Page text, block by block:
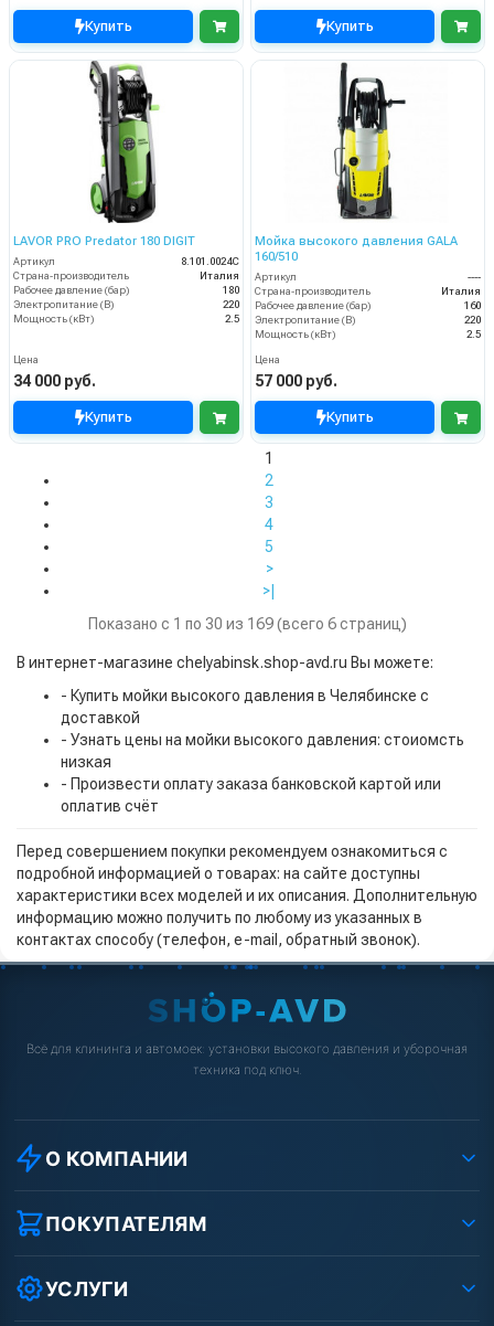
Купить Купить
LAVOR PRO Predator 180 DIGIT
Артикул
8.101.0024C
Страна-производитель
Италия
Рабочее давление (бар)
180
Электропитание (В)
220
Мощность (кВт)
2.5
Цена
34 000 руб.
Купить
Мойка высокого давления GALA
160/510
Артикул
----
Страна-производитель
Италия
Рабочее давление (бар)
160
Электропитание (В)
220
Мощность (кВт)
2.5
Цена
57 000 руб.
Купить
1
2
3
4
5
>
>|
Показано с 1 по 30 из 169 (всего 6 страниц)
В интернет-магазине chelyabinsk.shop-avd.ru Вы можете:
- Купить мойки высокого давления в Челябинске с
доставкой
- Узнать цены на мойки высокого давления: стоиомсть
низкая
- Произвести оплату заказа банковской картой или
оплатив счёт
Перед совершением покупки рекомендуем ознакомиться с
подробной информацией о товарах: на сайте доступны
характеристики всех моделей и их описания. Дополнительную
информацию можно получить по любому из указанных в
контактах способу (телефон, e-mail, обратный звонок).
Всё для клининга и автомоек: установки высокого давления и уборочная
техника под ключ.
О КОМПАНИИ
О компании
Реквизиты ООО «Шоп АВД»
Условия соглашения
Вакансии
ПОКУПАТЕЛЯМ
Как заказать?
Оплата
УСЛУГИ
Ремонт АВД